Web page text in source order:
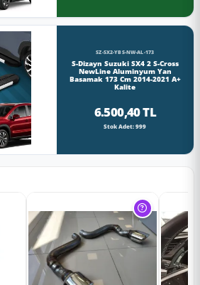
SZ-SX2-YBS-NW-AL-173
S-Dizayn Suzuki SX4 2 S-Cross
NewLine Aluminyum Yan
Basamak 173 Cm 2014-2021 A+
Kalite
6.500,40 TL
Stok Adet: 999